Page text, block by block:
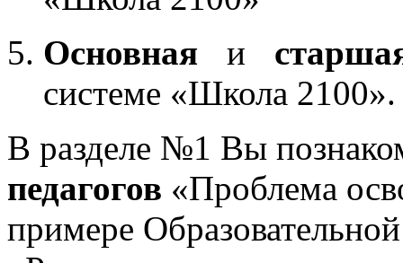
Основная и
системе «Школа 2100».
В разделе №1 Вы
педагогов «Проблема
примере